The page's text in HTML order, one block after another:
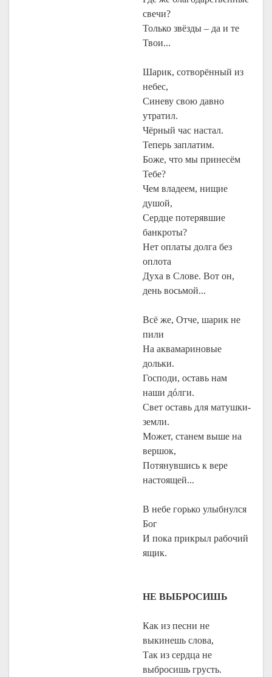
свечи?
Только звёзды – да и те
Твои...
Шарик, сотворённый из
небес,
Синеву свою давно
утратил.
Чёрный час настал.
Теперь заплатим.
Боже, что мы принесём
Тебе?
Чем владеем, нищие
душой,
Сердце потерявшие
банкроты?
Нет оплаты долга без
оплота
Духа в Слове. Вот он,
день восьмой...
Всё же, Отче, шарик не
пили
На аквамариновые
дольки.
Господи, оставь нам
наши дóлги.
Свет оставь для матушки-
земли.
Может, станем выше на
вершок,
Потянувшись к вере
настоящей...
В небе горько улыбнулся
Бог
И пока прикрыл рабочий
ящик.
НЕ ВЫБРОСИШЬ
Как из песни не
выкинешь слова,
Так из сердца не
выбросишь грусть.